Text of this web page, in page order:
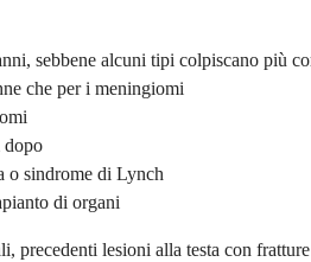
sebbene alcuni tipi colpiscano più
che per i meningiomi
dopo
o sindrome di Lynch
di organi
lesioni alla testa con